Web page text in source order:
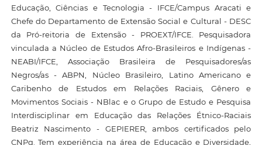
Educação, Ciências e Tecnologia - IFCE/Campus Aracati e
Chefe do Departamento de Extensão Social e Cultural - DESC
da Pró-reitoria de Extensão - PROEXT/IFCE. Pesquisadora
vinculada a Núcleo de Estudos Afro-Brasileiros e Indígenas -
NEABI/IFCE, Associação Brasileira de Pesquisadores/as
Negros/as - ABPN, Núcleo Brasileiro, Latino Americano e
Caribenho de Estudos em Relações Raciais, Gênero e
Movimentos Sociais - NBlac e o Grupo de Estudo e Pesquisa
Interdisciplinar em Educação das Relações Étnico-Raciais
Beatriz Nascimento - GEPIERER, ambos certificados pelo
CNPq. Tem experiência na área de Educação e Diversidade,